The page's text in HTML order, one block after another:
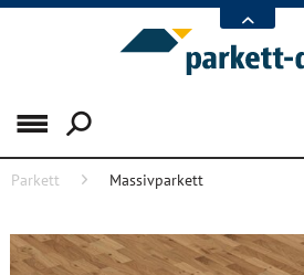
Menü
Parkett Massivparkett